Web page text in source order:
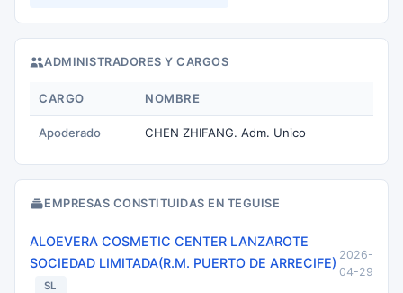
ADMINISTRADORES Y CARGOS
CARGO NOMBRE
Apoderado CHEN ZHIFANG. Adm. Unico
EMPRESAS CONSTITUIDAS EN TEGUISE
ALOEVERA COSMETIC CENTER LANZAROTE
SOCIEDAD LIMITADA(R.M. PUERTO DE ARRECIFE)
SL
2026-
04-29